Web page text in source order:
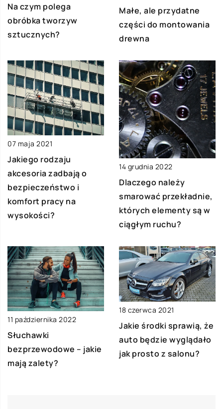
Na czym polega
obróbka tworzyw
sztucznych?
Małe, ale przydatne
części do montowania
drewna
07 maja 2021
Jakiego rodzaju
akcesoria zadbają o
bezpieczeństwo i
komfort pracy na
wysokości?
14 grudnia 2022
Dlaczego należy
smarować przekładnie,
których elementy są w
ciągłym ruchu?
11 października 2022
Słuchawki
bezprzewodowe – jakie
mają zalety?
18 czerwca 2021
Jakie środki sprawią, że
auto będzie wyglądało
jak prosto z salonu?